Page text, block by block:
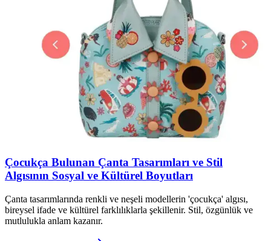
Çocukça Bulunan Çanta Tasarımları ve Stil
Algısının Sosyal ve Kültürel Boyutları
Çanta tasarımlarında renkli ve neşeli modellerin 'çocukça' algısı,
bireysel ifade ve kültürel farklılıklarla şekillenir. Stil, özgünlük ve
mutlulukla anlam kazanır.